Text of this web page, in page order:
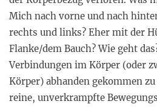
Mich nach vorne und nach
rechts und links? Eher mit der
Flanke/dem Bauch? Wie geht
Verbindungen im Körper (oder
Körper) abhanden gekommen zu
reine, unverkrampfte